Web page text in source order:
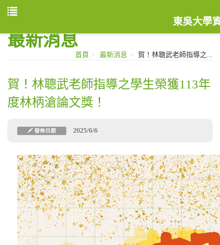
東吳大學
最新消息
首頁 最新消息 賀！林聰武老師指導之...
賀！林聰武老師指導之學生榮獲113年
度林柄滄論文獎！
發佈日期 2025/6/6